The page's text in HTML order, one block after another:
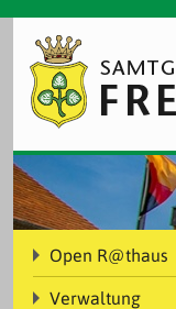
Open R@thaus
Verwaltung